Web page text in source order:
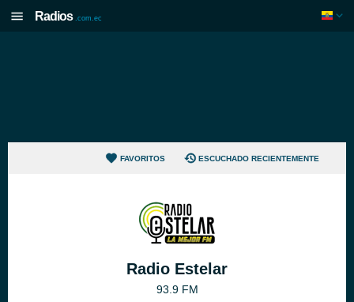
Radios .com.ec
FAVORITOS ESCUCHADO RECIENTEMENTE
Radio Estelar
93.9 FM